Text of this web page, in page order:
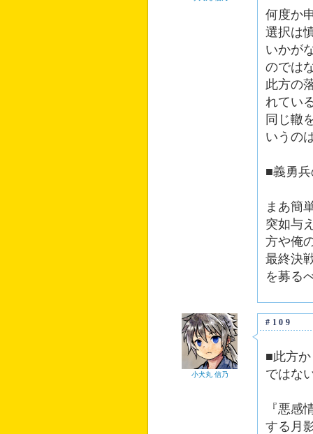
何度か
選択は
いかが
のでは
此方の
れてい
同じ轍
いうの
■義勇
まあ簡
突如与
方や俺
最終決
を募る
小犬丸 信乃
#109
■此方
ではな
『悪感
する月